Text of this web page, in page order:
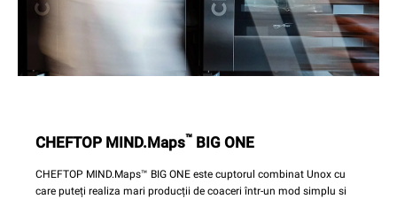
CHEFTOP MIND.Maps™ BIG ONE
CHEFTOP MIND.Maps™ BIG ONE este cuptorul combinat Unox cu
care puteți realiza mari producții de coaceri într-un mod simplu si